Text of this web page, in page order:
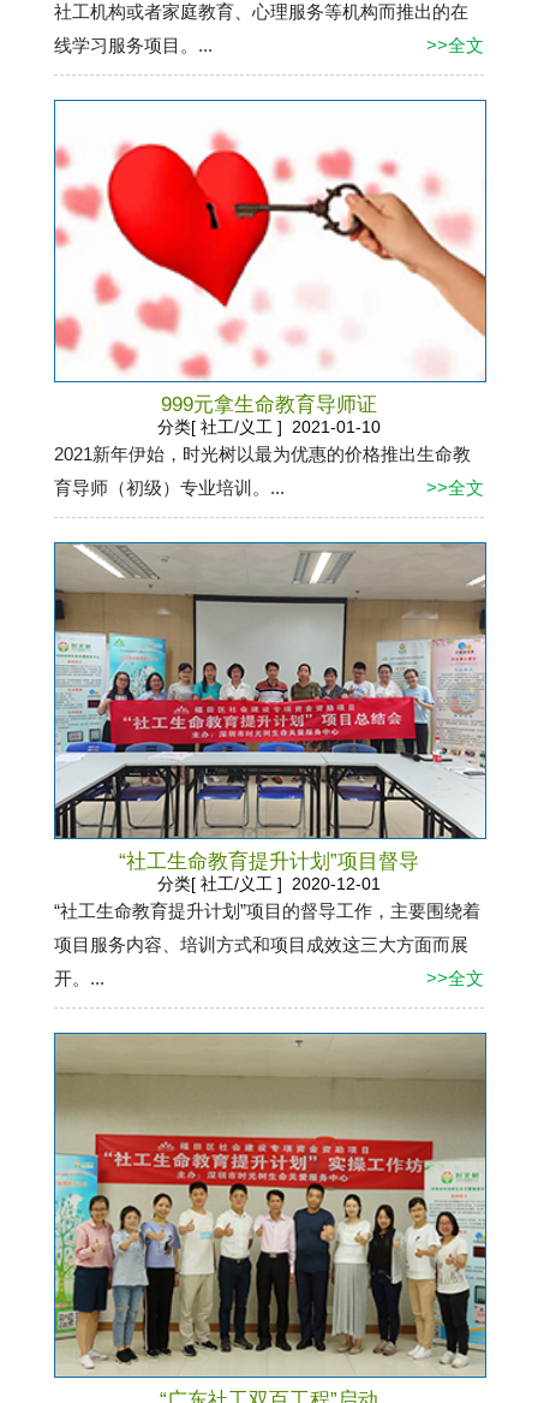
社工机构或者家庭教育、心理服务等机构而推出的在
线学习服务项目。...
>>全文
999元拿生命教育导师证
分类[ 社工/义工 ] 2021-01-10
2021新年伊始，时光树以最为优惠的价格推出生命教
育导师（初级）专业培训。...
>>全文
“社工生命教育提升计划”项目督导
分类[ 社工/义工 ] 2020-12-01
“社工生命教育提升计划”项目的督导工作，主要围绕着
项目服务内容、培训方式和项目成效这三大方面而展
开。...
>>全文